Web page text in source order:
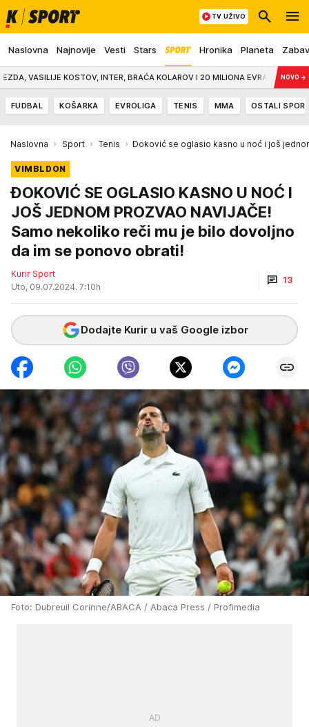
Naslovna Najnovije Vesti Stars Hronika Planeta
TV UŽIVO
KOSTOV, INTER, BRAĆA KOLAROV I 20 MILIONA EVRA: Nešto seNOVO →
FUDBAL KOŠARKA EVROLIGA TENIS MMA OSTALI
Naslovna Sport Tenis Đoković se oglasio kasno u noć i još
VIMBLDON
ĐOKOVIĆ SE OGLASIO KASNO U NOĆ I
JOŠ JEDNOM PROZVAO NAVIJAČE!
Samo nekoliko reči mu je bilo dovoljno
da im se ponovo obrati!
Kurir Sport
Uto, 09.07.2024. 7:10h
13
Dodajte Kurir u vaš Google izbor
Foto: Dubreuil Corinne/ABACA / Abaca Press / Profimedia